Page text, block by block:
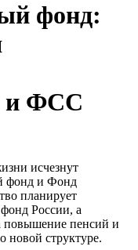
фонд:
и ФСС
исчезнут
фонд и Фонд
планирует
России, а
повышение пенсий и
новой структуре.